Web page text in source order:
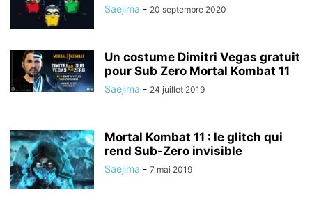
Saejima - 20 septembre 2020
Un costume Dimitri Vegas gratuit
pour Sub Zero Mortal Kombat 11
Saejima - 24 juillet 2019
Mortal Kombat 11 : le glitch qui
rend Sub-Zero invisible
Saejima - 7 mai 2019